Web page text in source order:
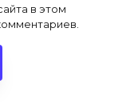
в этом